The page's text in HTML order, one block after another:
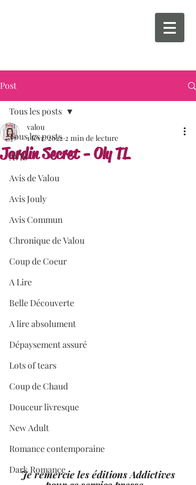
Post
Tous les posts
AVIS
Avis de Valou
Avis Jouly
Avis Commun
Chronique de Valou
Coup de Coeur
A Lire
Belle Découverte
A lire absolument
Dépaysement assuré
Lots of tears
Coup de Chaud
Douceur livresque
New Adult
Romance contemporaine
Dark Romance
Tous les posts
Jardin Secret - Oly TL
valou
1 févr. 2022 2 min de lecture
Je remercie les éditions Addictives